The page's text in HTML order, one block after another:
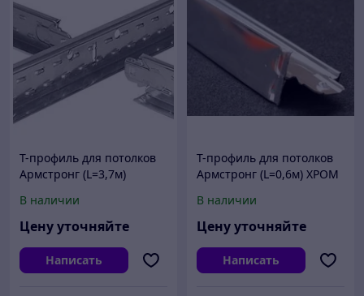
Т-профиль для потолков
Армстронг (L=3,7м)
В наличии
Цену уточняйте
Написать
Т-профиль для потолков
Армстронг (L=0,6м) ХРОМ
В наличии
Цену уточняйте
Написать